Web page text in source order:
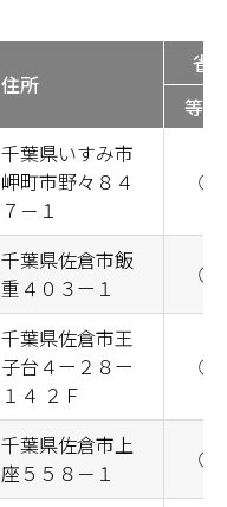
住所
省
等級
千葉県いすみ市
岬町市野々８４
７－１
◯
千葉県佐倉市飯
重４０３ー１
◯
千葉県佐倉市王
子台４ー２８ー
１４ ２Ｆ
◯
千葉県佐倉市上
座５５８－１
◯